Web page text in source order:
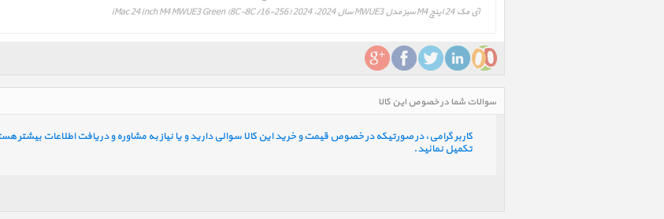
آی مک 24 اینچ M4 سبز مدل MWUE3 سال 2024، iMac 24 inch M4 MWUE3 Green (8C-8C/16-256) 2024
سوالات شما در خصوص این کالا
کاربر گرامی، در صورتیکه در خصوص قیمت و خرید این کالا سوالی دارید و یا نیاز به مشاوره و دریافت اطلاعات بیشتر
تکمیل نمائید.